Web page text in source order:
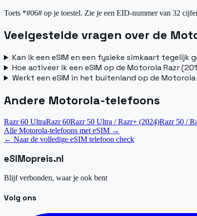
Toets *#06# op je toestel. Zie je een EID-nummer van 32
Veelgestelde vragen over de
Kan ik een eSIM en een fysieke simkaart tegelijk
Hoe activeer ik een eSIM op de Motorola Razr
Werkt een eSIM in het buitenland op de Motorola
Andere Motorola-telefoons
Razr 60 UltraRazr 60Razr 50 Ultra / Razr+ (2024)Razr 50 /
Alle Motorola-telefoons met eSIM →
← Naar de volledige eSIM telefoon check
eSIMopreis.nl
Blijf verbonden, waar je ook bent
Volg ons